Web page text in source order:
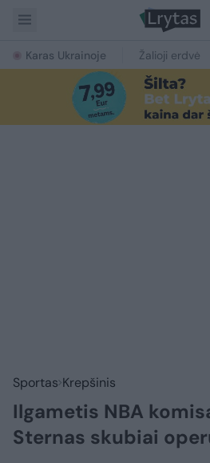
Karas Ukrainoje Žalioji erdvė
Sportas Krepšinis
Ilgametis NBA
Sternas skubiai